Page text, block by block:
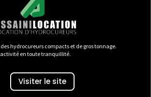
hydrocureurs compacts et de gros tonnage.
activité en toute tranquillité.
Visiter le site